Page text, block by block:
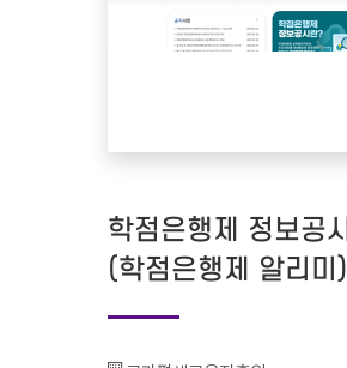
학점은행제 정보공시
(학점은행제 알리미)